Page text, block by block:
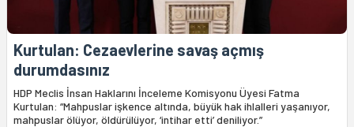
Kurtulan: Cezaevlerine savaş açmış
durumdasınız
HDP Meclis İnsan Haklarını İnceleme Komisyonu Üyesi Fatma
Kurtulan: “Mahpuslar işkence altında, büyük hak ihlalleri yaşanıyor,
mahpuslar ölüyor, öldürülüyor, ‘intihar etti’ deniliyor.”